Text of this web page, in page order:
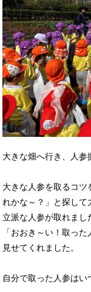
大きな畑へ行き、人参
大きな人参を取るコ
れかな～？」と探して
立派な人参が取れまし
「おおき～い！取っ
見せてくれました。
自分で取った人参はい